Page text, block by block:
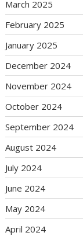
March 2025
February 2025
January 2025
December 2024
November 2024
October 2024
September 2024
August 2024
July 2024
June 2024
May 2024
April 2024